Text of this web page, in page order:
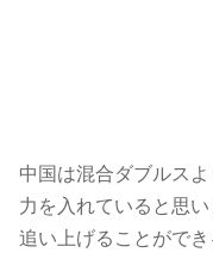
中国は混合ダブルス
力を入れていると思
追い上げることがで